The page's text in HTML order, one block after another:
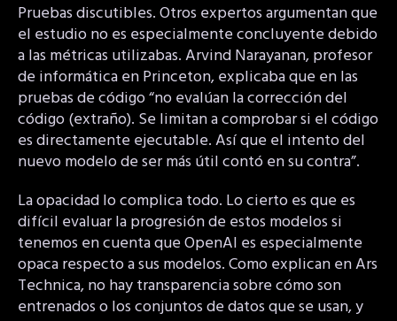
Pruebas discutibles. Otros expertos argumentan que
el estudio no es especialmente concluyente debido
a las métricas utilizabas. Arvind Narayanan, profesor
de informática en Princeton, explicaba que en las
pruebas de código “no evalúan la corrección del
código (extraño). Se limitan a comprobar si el código
es directamente ejecutable. Así que el intento del
nuevo modelo de ser más útil contó en su contra”.
La opacidad lo complica todo. Lo cierto es que es
difícil evaluar la progresión de estos modelos si
tenemos en cuenta que OpenAI es especialmente
opaca respecto a sus modelos. Como explican en Ars
Technica, no hay transparencia sobre cómo son
entrenados o los conjuntos de datos que se usan, y